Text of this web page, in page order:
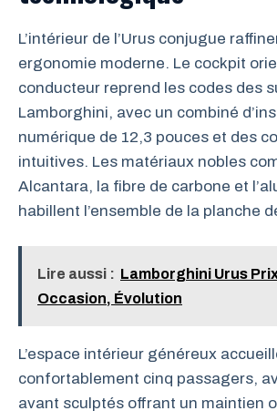
L’intérieur de l’Urus conjugue
ergonomie moderne. Le cockpit
conducteur reprend les codes des
Lamborghini, avec un combiné
numérique de 12,3 pouces et des
intuitives. Les matériaux nobles
Alcantara, la fibre de carbone et
habillent l’ensemble de la planche
Lire aussi : Lamborghini Urus
Occasion, Évolution
L’espace intérieur généreux
confortablement cinq passagers,
avant sculptés offrant un maintien